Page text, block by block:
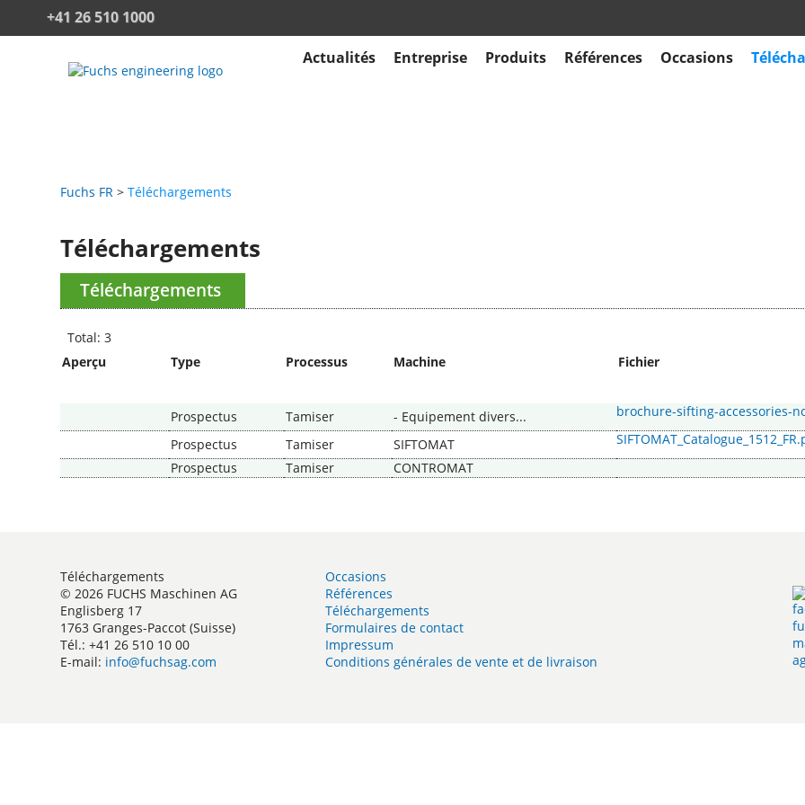
+41 26 510 1000
Actualités Entreprise Produits Références Occasions
Fuchs FR Téléchargements
Téléchargements
Téléchargements
Total: 3
Aperçu
Type Processus Machine Fichier
Prospectus Tamiser - Equipement divers... brochure-sifting-accessories-
Prospectus
Tamiser SIFTOMAT
Prospectus
Tamiser CONTROMAT
Téléchargements
© 2026 FUCHS Maschinen AG
Englisberg 17
1763 Granges-Paccot (Suisse)
Tél.: +41 26 510 10 00
E-mail: info@fuchsag.com
Occasions
Références
Téléchargements
Formulaires de contact
Impressum
Conditions générales de vente et de livraison